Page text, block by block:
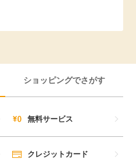
ショッピングでさがす
無料サービス
クレジットカード